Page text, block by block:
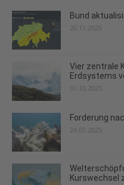
Bund
20.11.2025
Vier zentrale
Erdsystems
01.10.2025
Forderung
24.07.2025
Kurswechsel